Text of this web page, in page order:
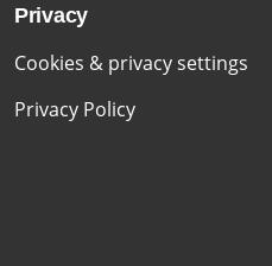
Privacy
Cookies & privacy settings
Privacy Policy